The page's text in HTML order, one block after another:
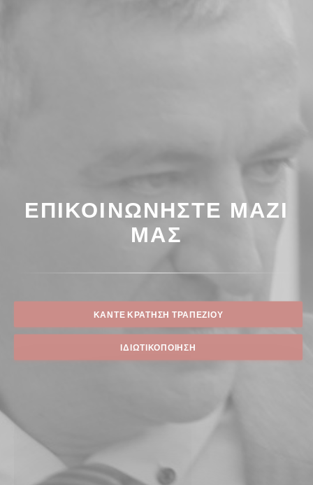
ΕΠΙΚΟΙΝΩΝΉΣΤΕ ΜΑΖΊ
ΜΑΣ
ΚΆΝΤΕ ΚΡΆΤΗΣΗ ΤΡΑΠΕΖΙΟΎ
ΙΔΙΩΤΙΚΟΠΟΊΗΣΗ